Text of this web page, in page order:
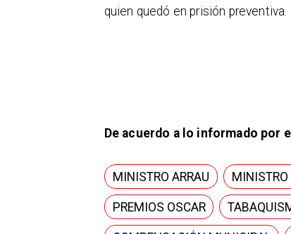
quien quedó en prisión preventiva.
De acuerdo a lo informado por
MINISTRO ARRAU MINISTRO
PREMIOS OSCAR